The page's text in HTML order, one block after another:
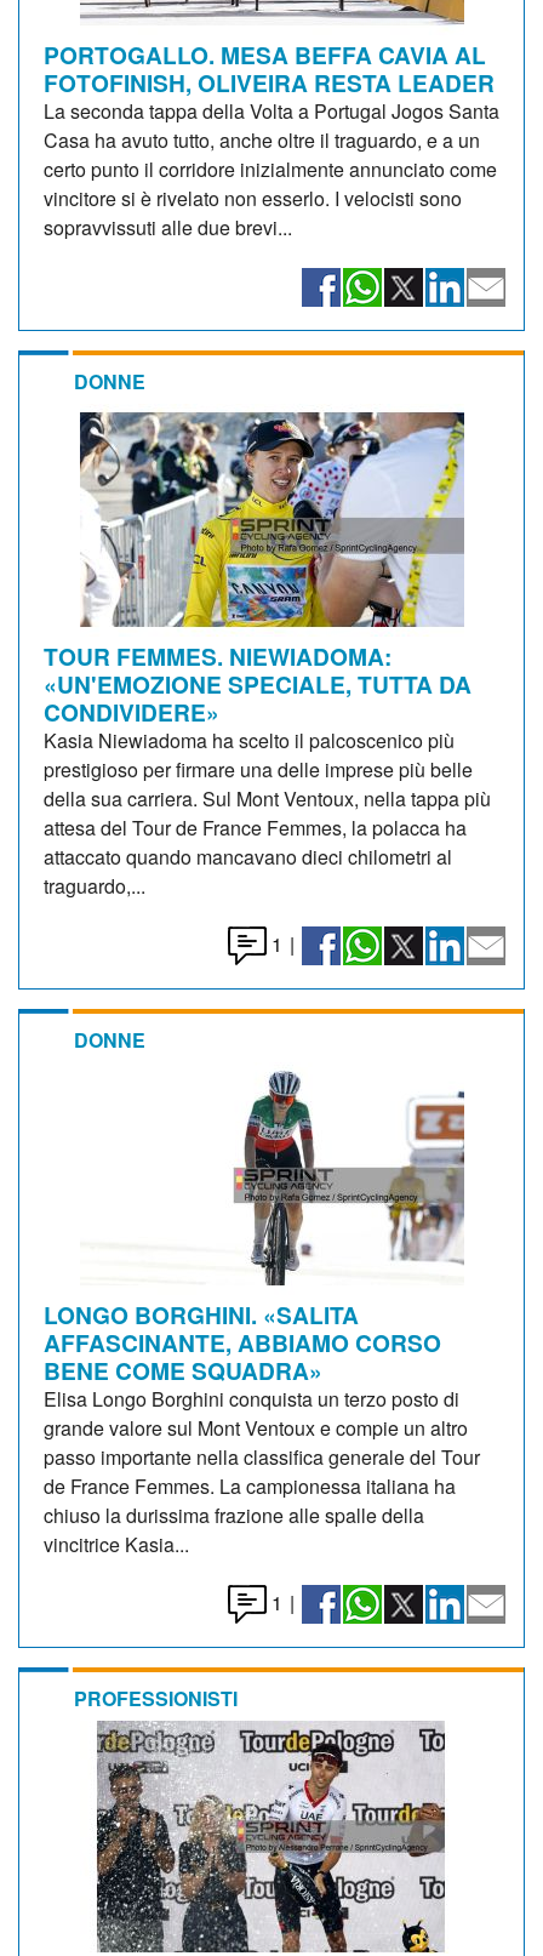
PORTOGALLO. MESA BEFFA CAVIA AL
FOTOFINISH, OLIVEIRA RESTA LEADER
La seconda tappa della Volta a Portugal Jogos Santa
Casa ha avuto tutto, anche oltre il traguardo, e a un
certo punto il corridore inizialmente annunciato come
vincitore si è rivelato non esserlo. I velocisti sono
sopravvissuti alle due brevi...
DONNE
TOUR FEMMES. NIEWIADOMA:
«UN'EMOZIONE SPECIALE, TUTTA DA
CONDIVIDERE»
Kasia Niewiadoma ha scelto il palcoscenico più
prestigioso per firmare una delle imprese più belle
della sua carriera. Sul Mont Ventoux, nella tappa più
attesa del Tour de France Femmes, la polacca ha
attaccato quando mancavano dieci chilometri al
traguardo,...
1 |
DONNE
LONGO BORGHINI. «SALITA
AFFASCINANTE, ABBIAMO CORSO
BENE COME SQUADRA»
Elisa Longo Borghini conquista un terzo posto di
grande valore sul Mont Ventoux e compie un altro
passo importante nella classifica generale del Tour
de France Femmes. La campionessa italiana ha
chiuso la durissima frazione alle spalle della
vincitrice Kasia...
1 |
PROFESSIONISTI